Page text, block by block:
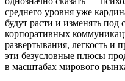
среднего уровня уже
будут расти и изменять под
корпоративных
развертывания, легкость и
эти безусловные плюсы
в масштабах мирового